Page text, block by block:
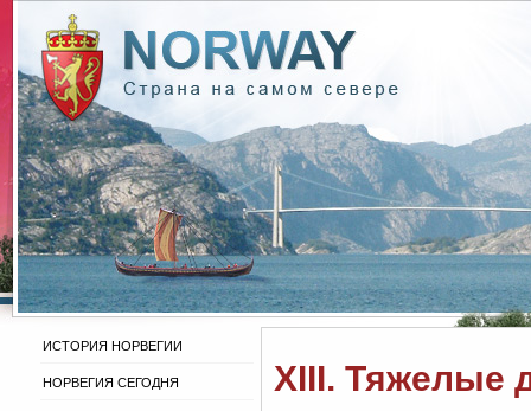
ИСТОРИЯ НОРВЕГИИ
НОРВЕГИЯ СЕГОДНЯ XIII. Тяжелые